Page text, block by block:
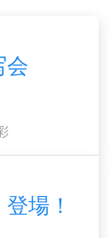
会
場！